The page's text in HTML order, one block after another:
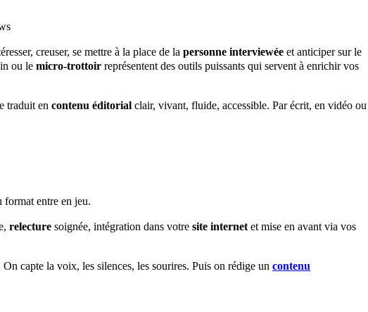
creuser, se mettre à la place de la personne interviewée et anticiper sur le
ou le micro-trottoir représentent des outils puissants qui servent à enrichir vos
traduit en contenu éditorial clair, vivant, fluide, accessible. Par écrit, en vidéo ou
format entre en jeu.
relecture soignée, intégration dans votre site internet et mise en avant via vos
capte la voix, les silences, les sourires. Puis on rédige un contenu